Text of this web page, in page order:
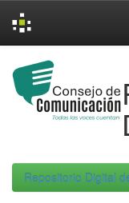
navigation
Repositorio Digital